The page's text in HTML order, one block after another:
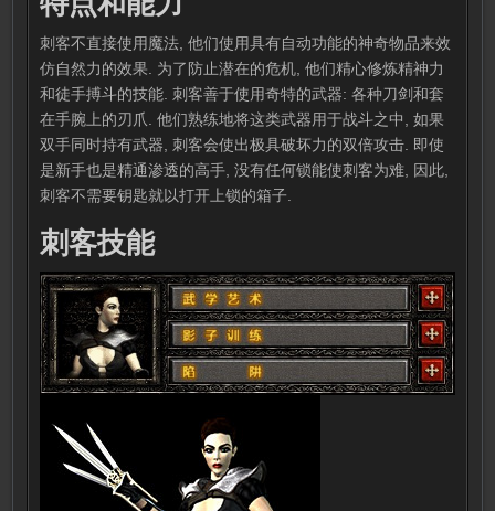
刺客不直接使用魔法, 他们使用具有自动功能的神奇物品来效
仿自然力的效果. 为了防止潜在的危机, 他们精心修炼精神力
和徒手搏斗的技能. 刺客善于使用奇特的武器: 各种刀剑和套
在手腕上的刃爪. 他们熟练地将这类武器用于战斗之中, 如果
双手同时持有武器, 刺客会使出极具破坏力的双倍攻击. 即使
是新手也是精通渗透的高手, 没有任何锁能使刺客为难, 因此,
刺客不需要钥匙就以打开上锁的箱子.
刺客技能